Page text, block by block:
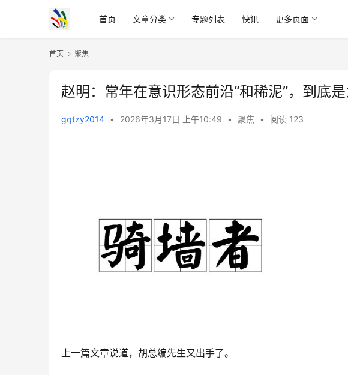
首页 文章分类 专题列表 快讯 更多页面
首页 聚焦
赵明：常年在意识形态前沿“和稀泥”，到底是
gqtzy2014 • 2026年3月17日 上午10:49 • 聚焦 • 阅读 123
上一篇文章说道，胡总编先生又出手了。